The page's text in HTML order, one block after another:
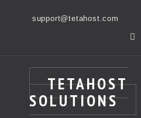
support@tetahost.com
TETAHOST
SOLUTIONS